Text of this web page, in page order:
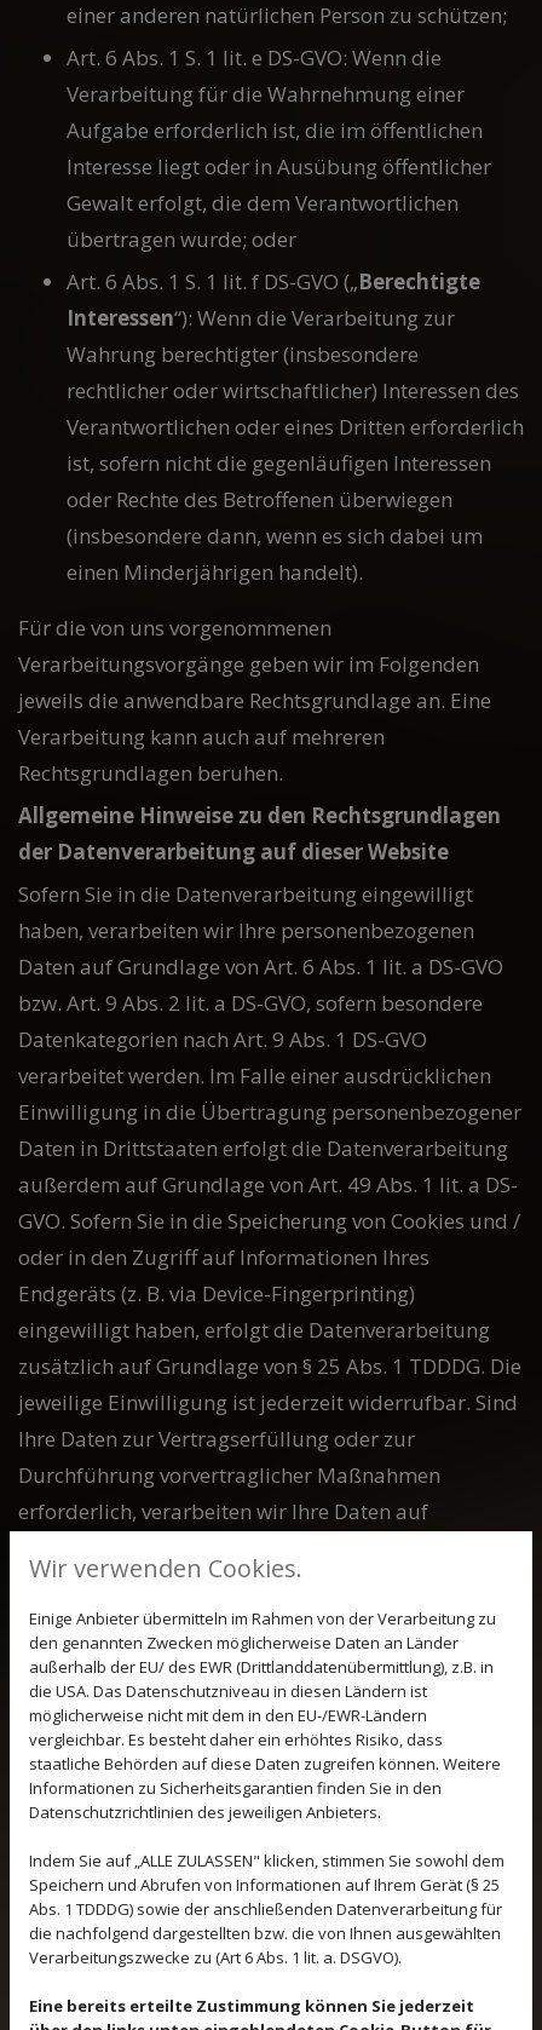
einer anderen natürlichen Person zu schützen;
Art. 6 Abs. 1 S. 1 lit. e DS-GVO: Wenn die
Verarbeitung für die Wahrnehmung einer
Aufgabe erforderlich ist, die im öffentlichen
Interesse liegt oder in Ausübung öffentlicher
Gewalt erfolgt, die dem Verantwortlichen
übertragen wurde; oder
Art. 6 Abs. 1 S. 1 lit. f DS-GVO („Berechtigte
Interessen“): Wenn die Verarbeitung zur
Wahrung berechtigter (insbesondere
rechtlicher oder wirtschaftlicher) Interessen des
Verantwortlichen oder eines Dritten erforderlich
ist, sofern nicht die gegenläufigen Interessen
oder Rechte des Betroffenen überwiegen
(insbesondere dann, wenn es sich dabei um
einen Minderjährigen handelt).
Für die von uns vorgenommenen
Verarbeitungsvorgänge geben wir im Folgenden
jeweils die anwendbare Rechtsgrundlage an. Eine
Verarbeitung kann auch auf mehreren
Rechtsgrundlagen beruhen.
Allgemeine Hinweise zu den Rechtsgrundlagen
der Datenverarbeitung auf dieser Website
Sofern Sie in die Datenverarbeitung eingewilligt
haben, verarbeiten wir Ihre personenbezogenen
Daten auf Grundlage von Art. 6 Abs. 1 lit. a DS-GVO
bzw. Art. 9 Abs. 2 lit. a DS-GVO, sofern besondere
Datenkategorien nach Art. 9 Abs. 1 DS-GVO
verarbeitet werden. Im Falle einer ausdrücklichen
Einwilligung in die Übertragung personenbezogener
Daten in Drittstaaten erfolgt die Datenverarbeitung
außerdem auf Grundlage von Art. 49 Abs. 1 lit. a DS-
GVO. Sofern Sie in die Speicherung von Cookies und /
oder in den Zugriff auf Informationen Ihres
Endgeräts (z. B. via Device-Fingerprinting)
eingewilligt haben, erfolgt die Datenverarbeitung
zusätzlich auf Grundlage von § 25 Abs. 1 TDDDG. Die
jeweilige Einwilligung ist jederzeit widerrufbar. Sind
Ihre Daten zur Vertragserfüllung oder zur
Durchführung vorvertraglicher Maßnahmen
erforderlich, verarbeiten wir Ihre Daten auf
Weiteren verarbeiten wir Ihre Daten, sofern diese zur
Erfüllung einer rechtlichen Verpflichtung
erforderlich sind, auf Grundlage von Art. 6 Abs. 1 lit.
c DS-GVO. Die Datenverarbeitung kann ferner auf
Grundlage unseres berechtigten Interesses nach Art.
6 Abs. 1 lit. f DS-GVO erfolgen. Über die jeweils im
Einzelfall einschlägigen Rechtsgrundlagen wird in
Datenschutzerklärung informiert.
Datenlöschung und Speicherdauer
Für die von uns vorgenommenen
Verarbeitungsvorgänge geben wir im Folgenden
Wir verwenden Cookies.
Einige Anbieter übermitteln im Rahmen von der Verarbeitung zu
den genannten Zwecken möglicherweise Daten an Länder
außerhalb der EU/ des EWR (Drittlanddatenübermittlung), z.B. in
die USA. Das Datenschutzniveau in diesen Ländern ist
möglicherweise nicht mit dem in den EU-/EWR-Ländern
vergleichbar. Es besteht daher ein erhöhtes Risiko, dass
staatliche Behörden auf diese Daten zugreifen können. Weitere
Informationen zu Sicherheitsgarantien finden Sie in den
Datenschutzrichtlinien des jeweiligen Anbieters.
Indem Sie auf „ALLE ZULASSEN" klicken, stimmen Sie sowohl dem
Speichern und Abrufen von Informationen auf Ihrem Gerät (§ 25
Abs. 1 TDDDG) sowie der anschließenden Datenverarbeitung für
die nachfolgend dargestellten bzw. die von Ihnen ausgewählten
Verarbeitungszwecke zu (Art 6 Abs. 1 lit. a. DSGVO).
Eine bereits erteilte Zustimmung können Sie jederzeit